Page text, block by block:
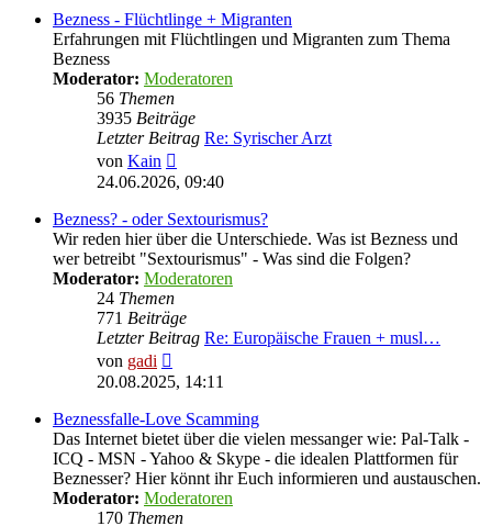
Bezness - Flüchtlinge + Migranten
Erfahrungen mit Flüchtlingen und Migranten zum Thema
Bezness
Moderator: Moderatoren
56 Themen
3935 Beiträge
Letzter Beitrag Re: Syrischer Arzt
von Kain
Beitrag
24.06.2026, 09:40
Bezness? - oder Sextourismus?
Wir reden hier über die Unterschiede. Was ist Bezness und
wer betreibt "Sextourismus" - Was sind die Folgen?
Moderator: Moderatoren
24 Themen
771 Beiträge
Letzter Beitrag Re: Europäische Frauen + musl…
von gadi
Beitrag
20.08.2025, 14:11
Beznessfalle-Love Scamming
Das Internet bietet über die vielen messanger wie: Pal-Talk -
ICQ - MSN - Yahoo & Skype - die idealen Plattformen für
Beznesser? Hier könnt ihr Euch informieren und austauschen.
Moderator: Moderatoren
170 Themen